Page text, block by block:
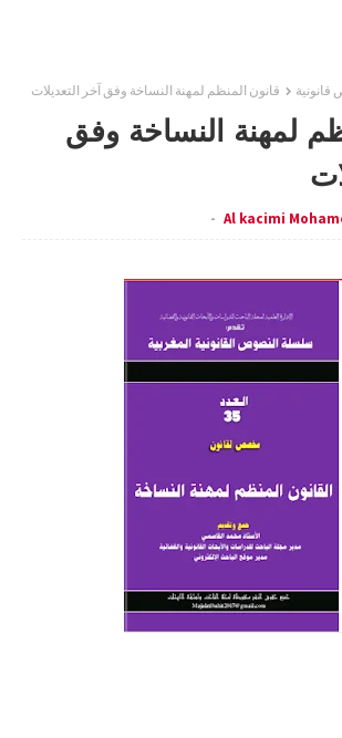
قانون المنظم لمهنة النساخة وفق آخر التعديلات
لمهنة النساخة وفق